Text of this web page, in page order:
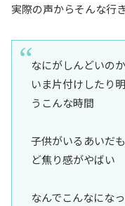
実際の声からそんな行
なにがしんどいの
いま片付けしたり
うこんな時間
子供がいるあいだ
ど焦り感がやばい
なんでこんなにな